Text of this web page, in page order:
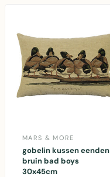
MARS & MORE
gobelin kussen eenden
bruin bad boys
30x45cm